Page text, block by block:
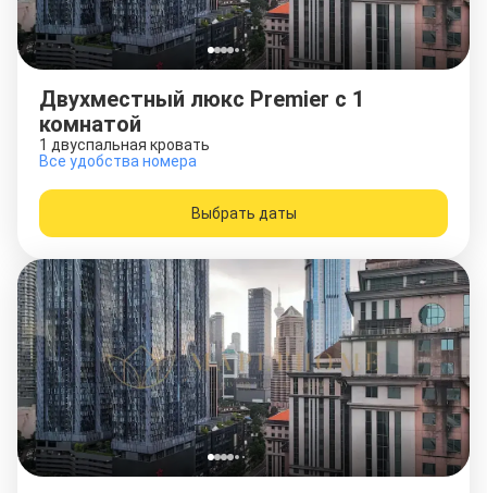
Двухместный люкс Premier c 1
комнатой
1 двуспальная кровать
Все удобства номера
Выбрать даты